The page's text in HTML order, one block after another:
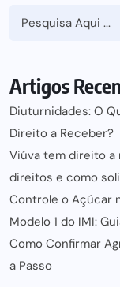
Artigos
Diuturnidades: O
Direito a Receber?
Viúva tem direito a
direitos e como
Controle o Açúcar
Modelo 1 do IMI:
Como Confirmar
a Passo